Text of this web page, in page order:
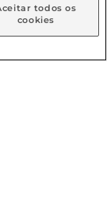
Loja
todos os
cookies